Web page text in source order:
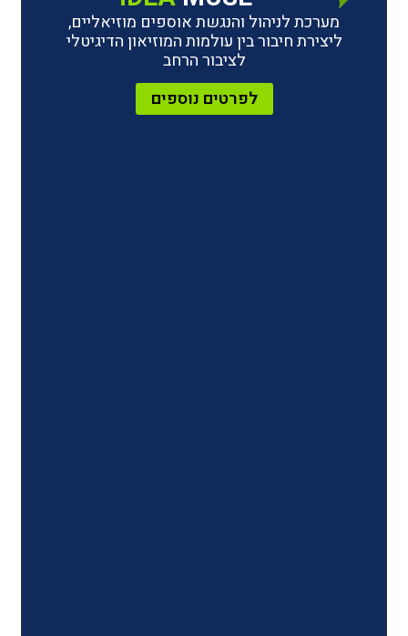
והנגשת אוספים מוזיאליים,
בין עולמות המוזיאון הדיגיטלי